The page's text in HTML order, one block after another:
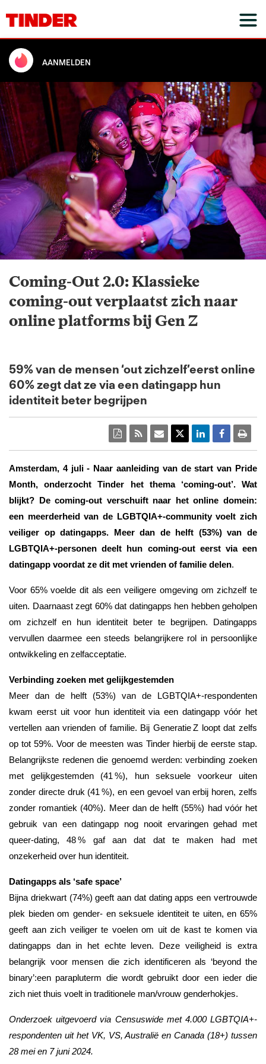
AANMELDEN
Coming-Out 2.0: Klassieke
coming-out verplaatst zich naar
online platforms bij Gen Z
59% van de mensen ‘out zichzelf’eerst online
60% zegt dat ze via een datingapp hun
identiteit beter begrijpen
Amsterdam, 4 juli - Naar aanleiding van de start van Pride
Month, onderzocht Tinder het thema ‘coming-out’. Wat
blijkt? De coming-out verschuift naar het online domein:
een meerderheid van de LGBTQIA+-community voelt zich
veiliger op datingapps. Meer dan de helft (53%) van de
LGBTQIA+-personen deelt hun coming-out eerst via een
datingapp voordat ze dit met vrienden of familie delen.
Voor 65% voelde dit als een veiligere omgeving om zichzelf te
uiten. Daarnaast zegt 60% dat datingapps hen hebben geholpen
om zichzelf en hun identiteit beter te begrijpen. Datingapps
vervullen daarmee een steeds belangrijkere rol in persoonlijke
ontwikkeling en zelfacceptatie.
Verbinding zoeken met gelijkgestemden
Meer dan de helft (53%) van de LGBTQIA+-respondenten
kwam eerst uit voor hun identiteit via een datingapp vóór het
vertellen aan vrienden of familie. Bij Generatie Z loopt dat zelfs
op tot 59%. Voor de meesten was Tinder hierbij de eerste stap.
Belangrijkste redenen die genoemd werden: verbinding zoeken
met gelijkgestemden (41 %), hun seksuele voorkeur uiten
zonder directe druk (41 %), en een gevoel van erbij horen, zelfs
zonder romantiek (40%). Meer dan de helft (55%) had vóór het
gebruik van een datingapp nog nooit ervaringen gehad met
queer-dating, 48 % gaf aan dat dat te maken had met
onzekerheid over hun identiteit.
Datingapps als ‘safe space’
Bijna driekwart (74%) geeft aan dat dating apps een vertrouwde
plek bieden om gender- en seksuele identiteit te uiten, en 65%
geeft aan zich veiliger te voelen om uit de kast te komen via
datingapps dan in het echte leven. Deze veiligheid is extra
belangrijk voor mensen die zich identificeren als ‘beyond the
binary’:een parapluterm die wordt gebruikt door een ieder die
zich niet thuis voelt in traditionele man/vrouw genderhokjes.
Onderzoek uitgevoerd via Censuswide met 4.000 LGBTQIA+-
respondenten uit het VK, VS, Australië en Canada (18+) tussen
28 mei en 7 juni 2024.